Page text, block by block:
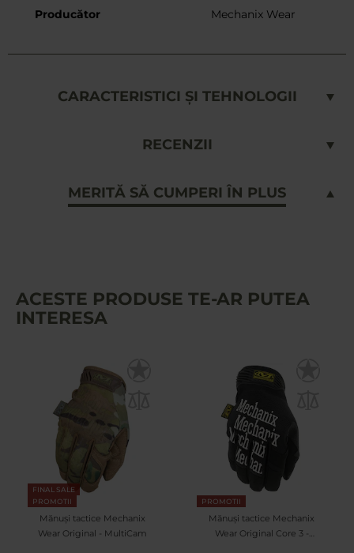
Producător
Mechanix Wear
CARACTERISTICI ȘI TEHNOLOGII
RECENZII
MERITĂ SĂ CUMPERI ÎN PLUS
ACESTE PRODUSE TE-AR PUTEA
INTERESA
FINAL SALE
PROMOTII
Mănuși tactice Mechanix
Wear Original - MultiCam
PROMOTII
Mănuși tactice Mechanix
Wear Original Core 3 -